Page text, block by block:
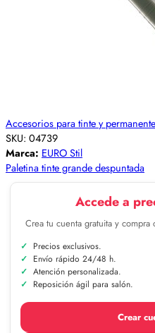
Accesorios para tinte y permanente
SKU: 04739
Marca: EURO Stil
Paletina tinte grande despuntada
Accede a
Crea tu cuenta gratuita y
Precios exclusivos.
Envío rápido 24/48 h.
Atención personalizada.
Reposición ágil para salón.
Crear